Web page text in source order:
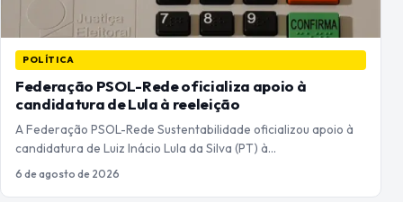
POLÍTICA
Federação PSOL-Rede oficializa apoio à
candidatura de Lula à reeleição
A Federação PSOL-Rede Sustentabilidade oficializou apoio à
candidatura de Luiz Inácio Lula da Silva (PT) à…
6 de agosto de 2026